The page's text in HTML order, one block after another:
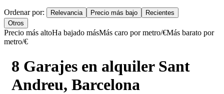
Ordenar por: Relevancia Precio más bajo
Recientes
Otros
Precio más altoHa bajado másMás caro por metro/€Más barato por
metro/€
8 Garajes en alquiler Sant
Andreu, Barcelona